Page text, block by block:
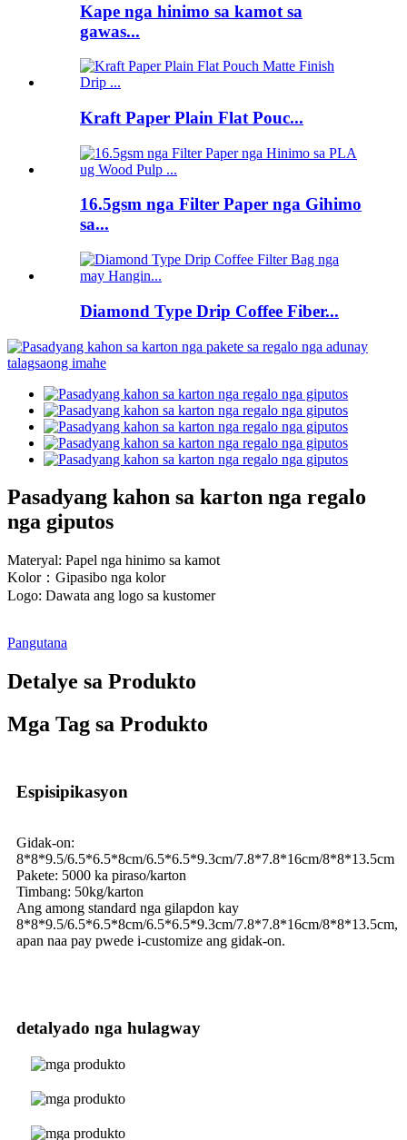
Kape nga hinimo sa kamot sa
gawas...
Kraft Paper Plain Flat Pouc...
16.5gsm nga Filter Paper nga Gihimo
sa...
Diamond Type Drip Coffee Fiber...
Pasadyang kahon sa karton nga regalo
nga giputos
Materyal: Papel nga hinimo sa kamot
Kolor：Gipasibo nga kolor
Logo: Dawata ang logo sa kustomer
Pangutana
Detalye sa Produkto
Mga Tag sa Produkto
Espisipikasyon
Gidak-on:
8*8*9.5/6.5*6.5*8cm/6.5*6.5*9.3cm/7.8*7.8*16cm/8*8*13.5cm
Pakete: 5000 ka piraso/karton
Timbang: 50kg/karton
Ang among standard nga gilapdon kay
8*8*9.5/6.5*6.5*8cm/6.5*6.5*9.3cm/7.8*7.8*16cm/8*8*13.5cm,
apan naa pay pwede i-customize ang gidak-on.
detalyado nga hulagway